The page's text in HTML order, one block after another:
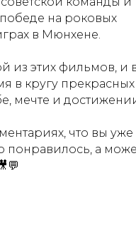
на роковых
в Мюнхене.
из этих фильмов, и
в кругу
мечте и
что вы уже
понравилось, а
карта